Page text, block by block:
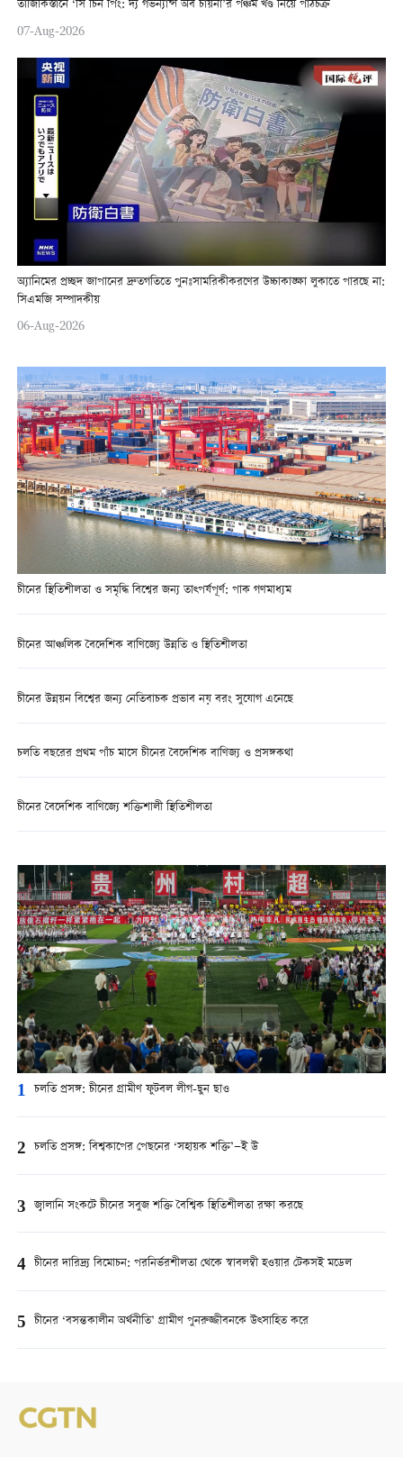
তাজিকিস্তানে ‘সি চিন পিং: দ্য গভর্ন্যান্স অব চায়না’র পঞ্চম খণ্ড নিয়ে পাঠচক্র
07-Aug-2026
অ্যানিমের প্রচ্ছদ জাপানের দ্রুতগতিতে পুনঃসামরিকীকরণের উচ্চাকাঙ্ক্ষা লুকাতে পারছে না:
সিএমজি সম্পাদকীয়
06-Aug-2026
চীনের স্থিতিশীলতা ও সমৃদ্ধি বিশ্বের জন্য তাত্পর্যপূর্ণ: পাক গণমাধ্যম
চীনের আঞ্চলিক বৈদেশিক বাণিজ্যে উন্নতি ও স্থিতিশীলতা
চীনের উন্নয়ন বিশ্বের জন্য নেতিবাচক প্রভাব নয় বরং সুযোগ এনেছে
চলতি বছরের প্রথম পাঁচ মাসে চীনের বৈদেশিক বাণিজ্য ও প্রসঙ্গকথা
চীনের বৈদেশিক বাণিজ্যে শক্তিশালী স্থিতিশীলতা
1 চলতি প্রসঙ্গ: চীনের গ্রামীণ ফুটবল লীগ-ছুন ছাও
2 চলতি প্রসঙ্গ: বিশ্বকাপের পেছনের ‘সহায়ক শক্তি’—ই উ
3 জ্বালানি সংকটে চীনের সবুজ শক্তি বৈশ্বিক স্থিতিশীলতা রক্ষা করছে
4 চীনের দারিদ্র্য বিমোচন: পরনির্ভরশীলতা থেকে স্বাবলম্বী হওয়ার টেকসই মডেল
5 চীনের ‘বসন্তকালীন অর্থনীতি’ গ্রামীণ পুনরুজ্জীবনকে উত্সাহিত করে